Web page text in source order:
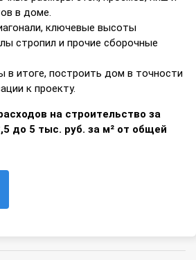
в доме.
ключевые высоты
стропил и прочие сборочные
в итоге, построить дом в точности
к проекту.
на строительство за
до 5 тыс. руб. за м² от общей